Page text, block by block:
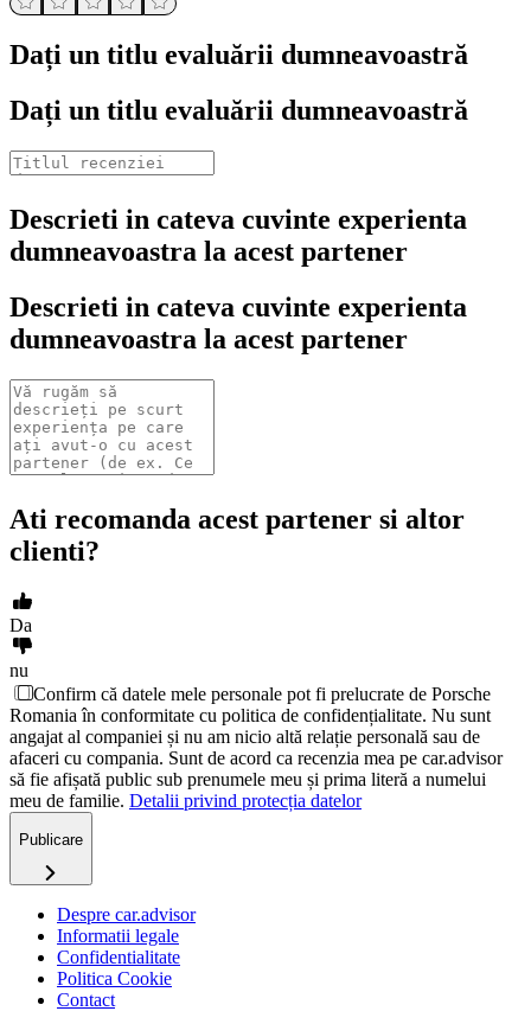
Dați un titlu evaluării dumneavoastră
Dați un titlu evaluării dumneavoastră
Descrieti in cateva cuvinte experienta
dumneavoastra la acest partener
Descrieti in cateva cuvinte experienta
dumneavoastra la acest partener
Ati recomanda acest partener si altor
clienti?
Da
nu
Confirm că datele mele personale pot fi prelucrate de Porsche
Romania în conformitate cu politica de confidențialitate. Nu sunt
angajat al companiei și nu am nicio altă relație personală sau de
afaceri cu compania. Sunt de acord ca recenzia mea pe car.advisor
să fie afișată public sub prenumele meu și prima literă a numelui
meu de familie. Detalii privind protecția datelor
Publicare
Despre car.advisor
Informatii legale
Confidentialitate
Politica Cookie
Contact